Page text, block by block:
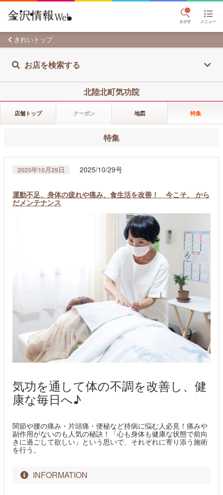
さがす メニュー
きれいトップ
お店を検索する
北陸北町気功院
店舗トップ クーポン 地図 特集
特集
2025年10月29日 2025/10/29号
運動不足、身体の疲れや痛み、食生活を改善！ 今こそ、 から
だメンテナンス
気功を通して体の不調を改善し、健
康な毎日へ♪
関節や腰の痛み・片頭痛・便秘など持病に悩む人必見！痛みや
副作用がないのも人気の秘訣！「心も身体も健康な状態で前向
きに過ごして欲しい」という思いで、それぞれに寄り添う施術
を行う。
INFORMATION